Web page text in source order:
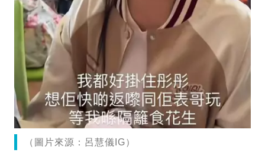
（圖片來源：呂慧儀IG）